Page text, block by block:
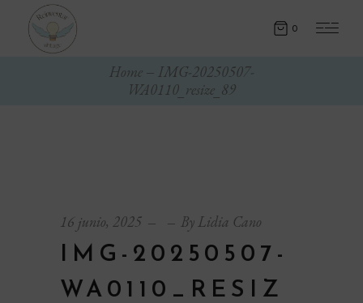
0
Home
IMG-20250507-
WA0110_resize_89
16 junio, 2025 By Lidia Cano
IMG-20250507-
WA0110_RESIZ